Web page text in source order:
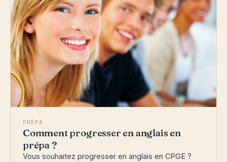
PRÉPA
Comment progresser en anglais en
prépa ?
Vous souhaitez progresser en anglais en CPGE ?